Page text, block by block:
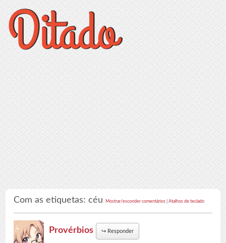
Com as etiquetas: céuMostrar/esconder comentários |Atalhos de teclado
Provérbios ↪ Responder